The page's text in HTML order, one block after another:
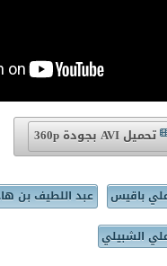
تحميل AVI بجودة 360p
باقيس عبد اللطيف بن
الشبيلي